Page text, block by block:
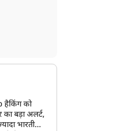
हैकिंग को
बड़ा अलर्ट,
भारतीयों